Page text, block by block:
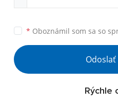
* Oboznámil som sa so
Rýchle